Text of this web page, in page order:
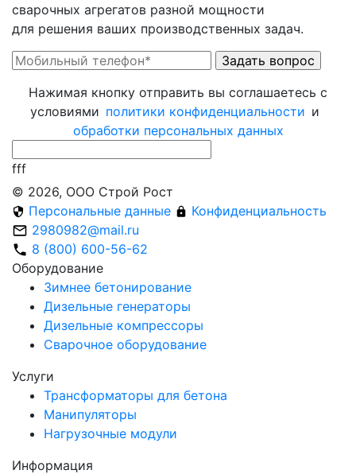
сварочных агрегатов разной мощности
для решения ваших производственных задач.
Нажимая кнопку отправить вы соглашаетесь с
условиями политики конфиденциальности и
обработки персональных данныx
fff
© 2026, ООО Строй Рост
Персональные данные
Конфиденциальность
2980982@mail.ru
8 (800) 600-56-62
Оборудование
Зимнее бетонирование
Дизельные генераторы
Дизельные компрессоры
Сварочное оборудование
Услуги
Трансформаторы для бетона
Манипуляторы
Нагрузочные модули
Информация